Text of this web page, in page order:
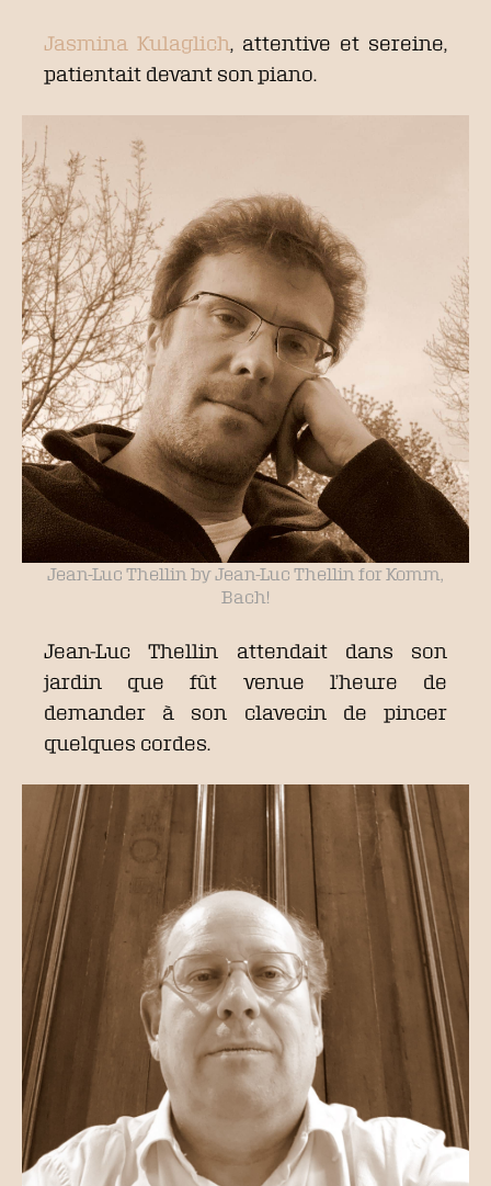
Jasmina Kulaglich, attentive et sereine,
patientait devant son piano.
Jean-Luc Thellin by Jean-Luc Thellin for Komm,
Bach!
Jean-Luc Thellin attendait dans son
jardin que fût venue l’heure de
demander à son clavecin de pincer
quelques cordes.